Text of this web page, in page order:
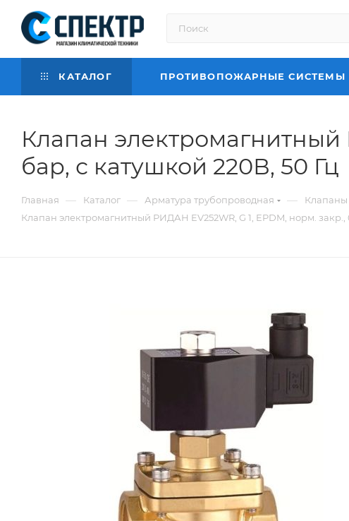
КАТАЛОГ ПРОТИВОПОЖАРНЫЕ СИСТЕМЫ
Клапан электромагнитный
бар, с катушкой 220В, 50 Гц
Главная — Каталог — Арматура трубопроводная — Клапаны
Клапан электромагнитный РИДАН EV252WR, G 1, EPDM, норм. закр.,